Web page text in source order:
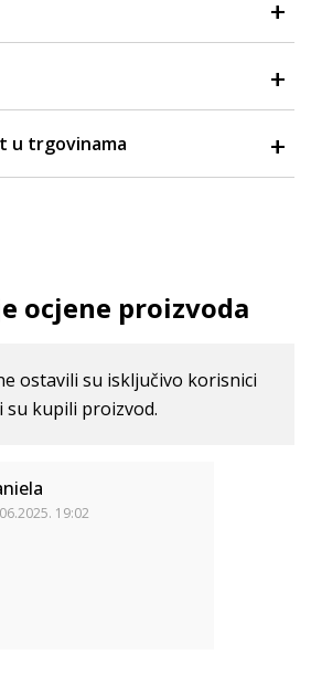
u trgovinama
ocjene proizvoda
ostavili su isključivo korisnici
su kupili proizvod.
19:02